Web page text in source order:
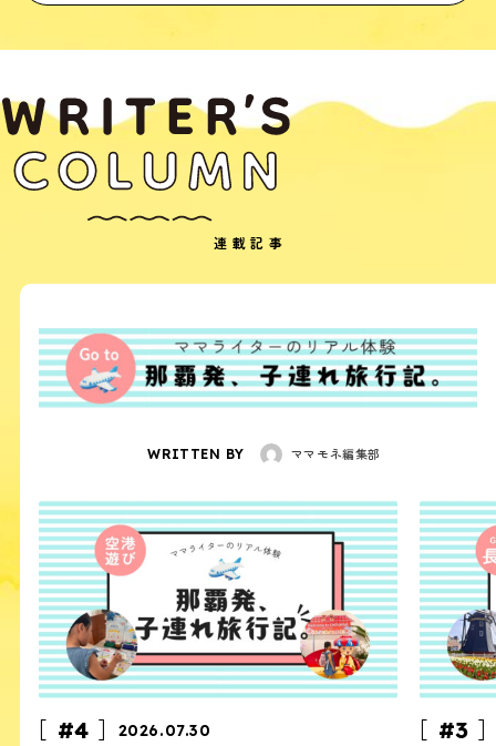
連載記事
WRITTEN BY ママモネ編集部
#4 2026.07.30 #3